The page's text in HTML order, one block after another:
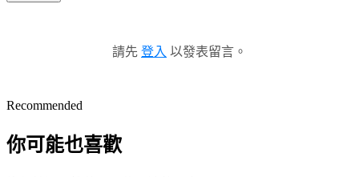
請先 登入 以發表留言。
Recommended
你可能也喜歡